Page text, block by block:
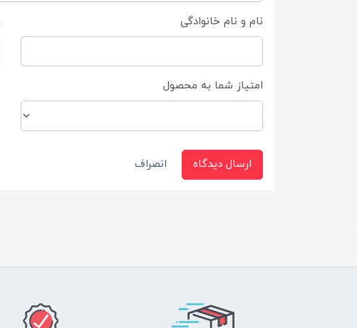
نام و نام خانوادگی
امتیاز شما به محصول
ارسال دیدگاه انصراف